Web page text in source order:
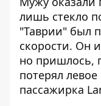
лишь стекло
"Таврии" был
скорости. Он
но пришлось,
потерял
пассажирка